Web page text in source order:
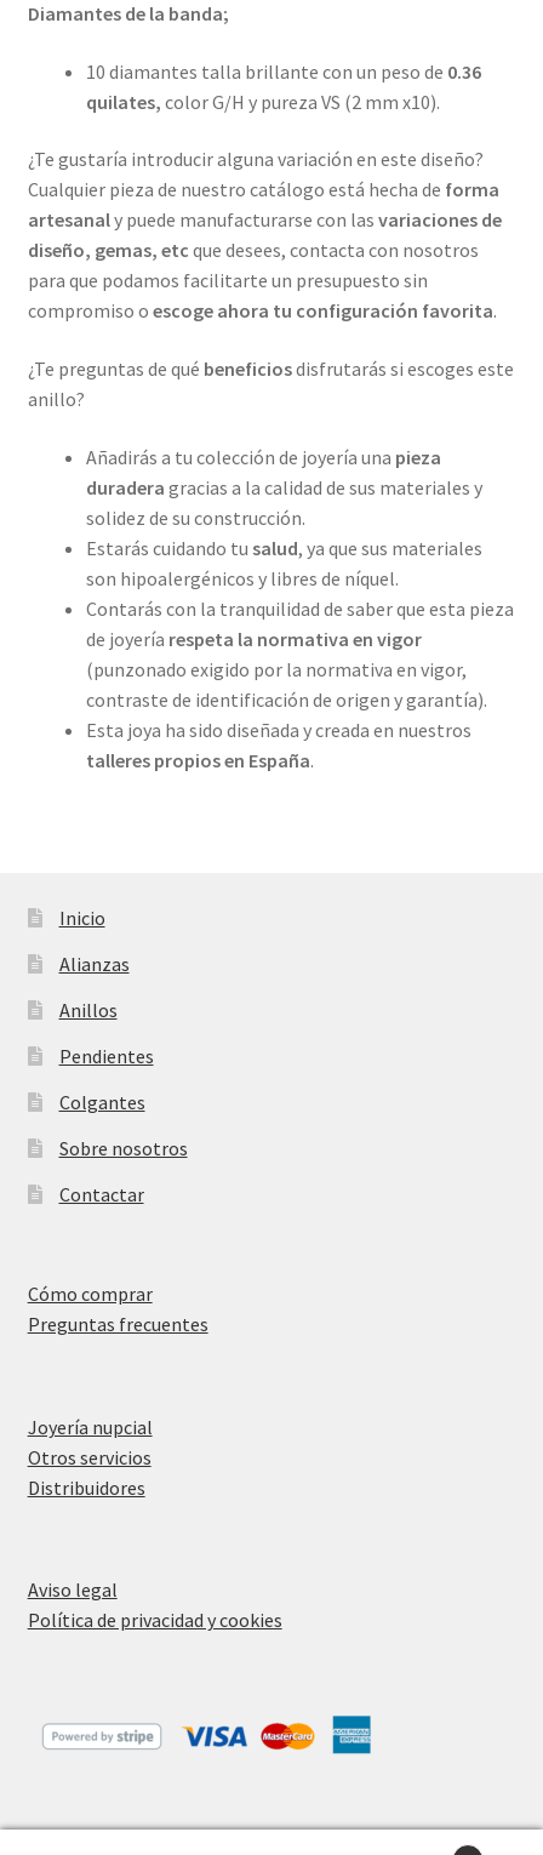
Diamantes de la banda;
10 diamantes talla brillante con un peso de 0.36
quilates, color G/H y pureza VS (2 mm x10).
¿Te gustaría introducir alguna variación en este diseño?
Cualquier pieza de nuestro catálogo está hecha de forma
artesanaly puede manufacturarse con las variaciones de
diseño, gemas, etc que desees, contacta con nosotros
para que podamos facilitarte un presupuesto sin
compromiso o escoge ahora tu configuración favorita.
¿Te preguntas de qué beneficiosdisfrutarás si escoges este
anillo?
Añadirás a tu colección de joyería una pieza
duradera gracias a la calidad de sus materiales y
solidez de su construcción.
Estarás cuidando tu salud, ya que sus materiales
son hipoalergénicos y libres de níquel.
Contarás con la tranquilidad de saber que esta pieza
de joyería respeta la normativa en vigor
(punzonado exigido por la normativa en vigor,
contraste de identificación de origen y garantía).
Esta joya ha sido diseñada y creada en nuestros
talleres propiosen España.
Inicio
Alianzas
Anillos
Pendientes
Colgantes
Sobre nosotros
Contactar
Cómo comprar
Preguntas frecuentes
Joyería nupcial
Otros servicios
Distribuidores
Aviso legal
Política de privacidad y cookies